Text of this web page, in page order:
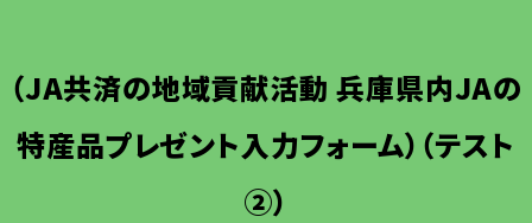
（JA共済の地域貢献活動 兵庫県内JAの
特産品プレゼント入力フォーム）（テスト
②）